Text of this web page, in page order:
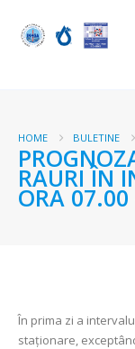
HOME BULETINE
RAURI ÎN
ORA
În prima zi a
staționare,